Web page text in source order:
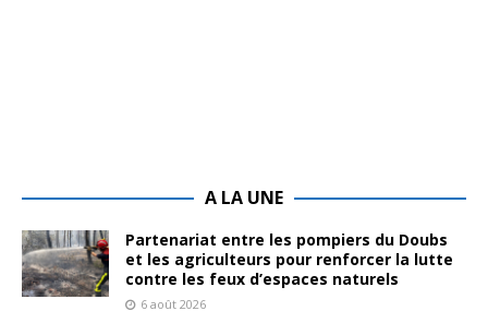
A LA UNE
Partenariat entre les pompiers du Doubs
et les agriculteurs pour renforcer la lutte
contre les feux d’espaces naturels
6 août 2026